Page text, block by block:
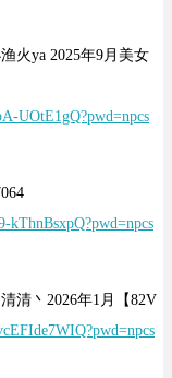
火ya 2025年9月美女
UOtE1gQ?pwd=npcs
kThnBsxpQ?pwd=npcs
清丶2026年1月【82V